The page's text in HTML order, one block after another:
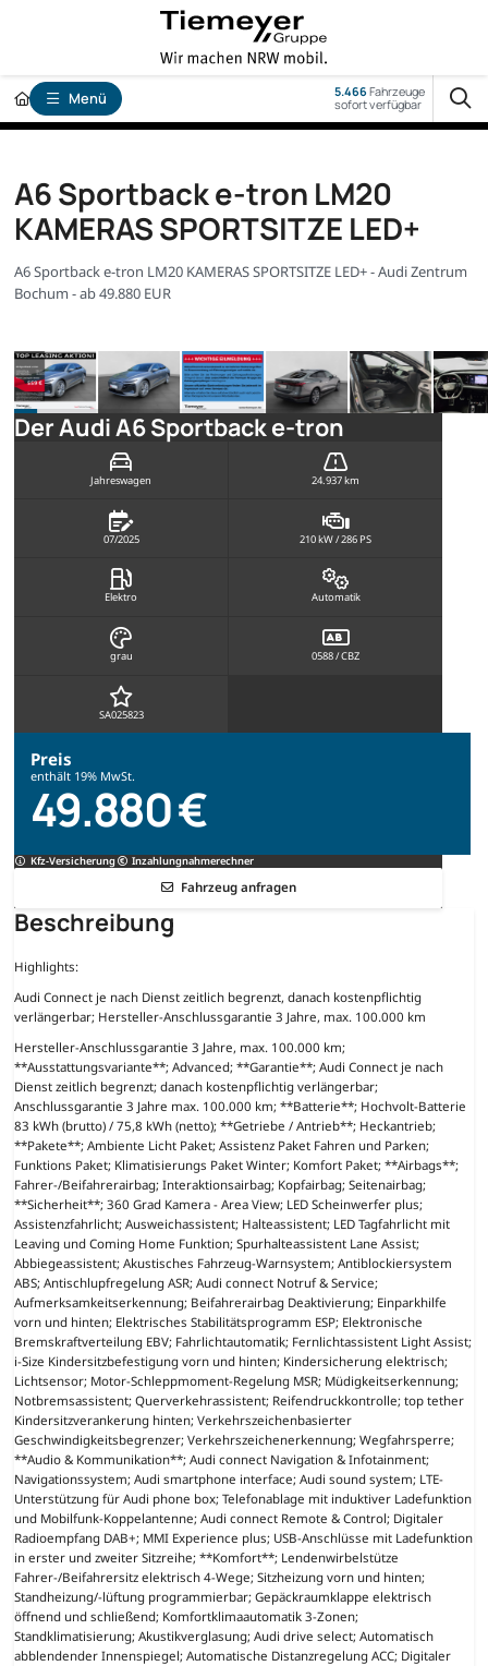
Menü 5.466Fahrzeuge
sofort verfügbar
A6 Sportback e-tron LM20
KAMERAS SPORTSITZE LED+
A6 Sportback e-tron LM20 KAMERAS SPORTSITZE LED+ - Audi Zentrum
Bochum - ab 49.880 EUR
Der Audi A6 Sportback e-tron
Jahreswagen 24.937 km
07/2025 210 kW / 286 PS
Elektro Automatik
grau 0588 / CBZ
SA025823
Preis
enthält 19% MwSt.
49.880 €
Kfz-Versicherung Inzahlungnahmerechner
Fahrzeug anfragen
Beschreibung
Highlights:
Audi Connect je nach Dienst zeitlich begrenzt, danach kostenpflichtig
verlängerbar; Hersteller-Anschlussgarantie 3 Jahre, max. 100.000 km
Hersteller-Anschlussgarantie 3 Jahre, max. 100.000 km;
**Ausstattungsvariante**; Advanced; **Garantie**; Audi Connect je nach
Dienst zeitlich begrenzt; danach kostenpflichtig verlängerbar;
Anschlussgarantie 3 Jahre max. 100.000 km; **Batterie**; Hochvolt-Batterie
83 kWh (brutto) / 75,8 kWh (netto); **Getriebe / Antrieb**; Heckantrieb;
**Pakete**; Ambiente Licht Paket; Assistenz Paket Fahren und Parken;
Funktions Paket; Klimatisierungs Paket Winter; Komfort Paket; **Airbags**;
Fahrer-/Beifahrerairbag; Interaktionsairbag; Kopfairbag; Seitenairbag;
**Sicherheit**; 360 Grad Kamera - Area View; LED Scheinwerfer plus;
Assistenzfahrlicht; Ausweichassistent; Halteassistent; LED Tagfahrlicht mit
Leaving und Coming Home Funktion; Spurhalteassistent Lane Assist;
Abbiegeassistent; Akustisches Fahrzeug-Warnsystem; Antiblockiersystem
ABS; Antischlupfregelung ASR; Audi connect Notruf & Service;
Aufmerksamkeitserkennung; Beifahrerairbag Deaktivierung; Einparkhilfe
vorn und hinten; Elektrisches Stabilitätsprogramm ESP; Elektronische
Bremskraftverteilung EBV; Fahrlichtautomatik; Fernlichtassistent Light Assist;
i-Size Kindersitzbefestigung vorn und hinten; Kindersicherung elektrisch;
Lichtsensor; Motor-Schleppmoment-Regelung MSR; Müdigkeitserkennung;
Notbremsassistent; Querverkehrassistent; Reifendruckkontrolle; top tether
Kindersitzverankerung hinten; Verkehrszeichenbasierter
Geschwindigkeitsbegrenzer; Verkehrszeichenerkennung; Wegfahrsperre;
**Audio & Kommunikation**; Audi connect Navigation & Infotainment;
Navigationssystem; Audi smartphone interface; Audi sound system; LTE-
Unterstützung für Audi phone box; Telefonablage mit induktiver Ladefunktion
und Mobilfunk-Koppelantenne; Audi connect Remote & Control; Digitaler
Radioempfang DAB+; MMI Experience plus; USB-Anschlüsse mit Ladefunktion
in erster und zweiter Sitzreihe; **Komfort**; Lendenwirbelstütze
Fahrer-/Beifahrersitz elektrisch 4-Wege; Sitzheizung vorn und hinten;
Standheizung/-lüftung programmierbar; Gepäckraumklappe elektrisch
öffnend und schließend; Komfortklimaautomatik 3-Zonen;
Standklimatisierung; Akustikverglasung; Audi drive select; Automatisch
abblendender Innenspiegel; Automatische Distanzregelung ACC; Digitaler